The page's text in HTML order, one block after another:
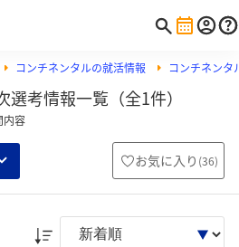
コンチネンタルの就活情報 コンチネンタ
考情報一覧（全1件）
内容
お気に入り (36)